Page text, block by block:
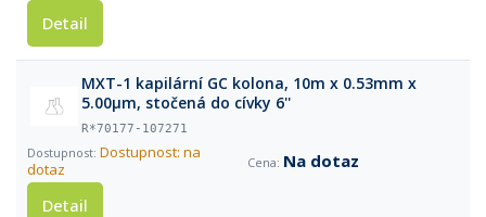
Detail
MXT-1 kapilární GC kolona, 10m x 0.53mm x
5.00μm, stočená do cívky 6''
R*70177-107271
Dostupnost: na
dotaz
Na dotaz
Detail